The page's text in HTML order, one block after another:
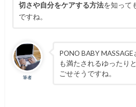
切さや自分をケアする方法を知って
ですね。
筆者
PONO BABY
も満たされるゆったり
ごせそうですね。